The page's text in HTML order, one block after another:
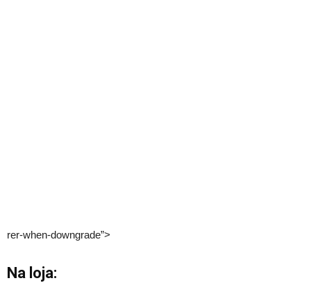
rer-when-downgrade”>
Na loja: